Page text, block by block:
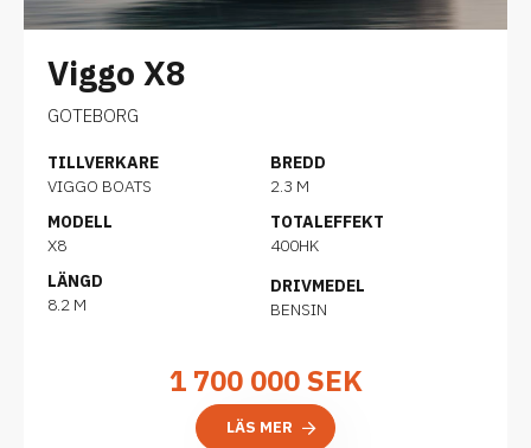
Viggo X8
GOTEBORG
TILLVERKARE
VIGGO BOATS
MODELL
X8
LÄNGD
8.2 M
BREDD
2.3 M
TOTALEFFEKT
400HK
DRIVMEDEL
BENSIN
1 700 000SEK
LÄS MER